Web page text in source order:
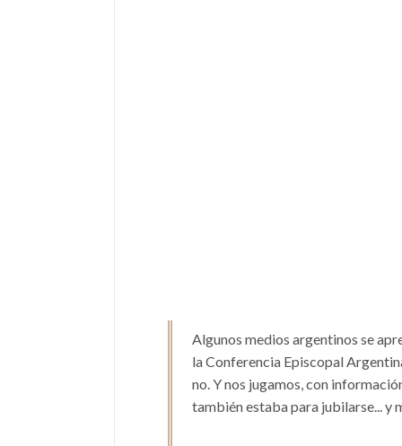
Algunos medios argentinos se
la Conferencia Episcopal
no. Y nos jugamos, con
también estaba para jubilarse... y